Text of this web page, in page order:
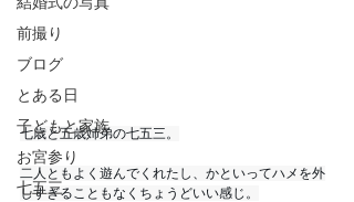
前撮り
ブログ
とある日
子どもと家族
お宮参り
七五三
七歳と五歳姉弟の七五三。
二人ともよく遊んでくれたし、かといってハメを外
しすぎることもなくちょうどいい感じ。